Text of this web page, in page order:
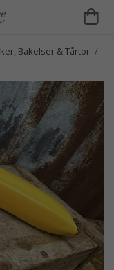
Bakelser & Tårtor /